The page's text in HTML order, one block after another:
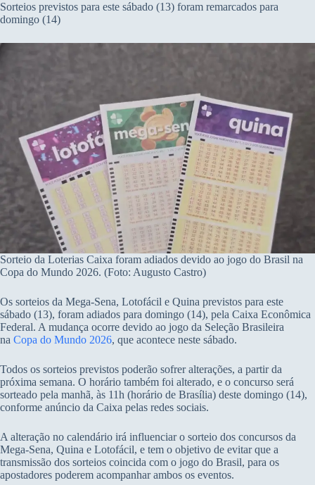
Sorteios previstos para este sábado (13) foram remarcados para
domingo (14)
Sorteio da Loterias Caixa foram adiados devido ao jogo do Brasil na
Copa do Mundo 2026. (Foto: Augusto Castro)
Os sorteios da Mega-Sena, Lotofácil e Quina previstos para este
sábado (13), foram adiados para domingo (14), pela Caixa Econômica
Federal. A mudança ocorre devido ao jogo da Seleção Brasileira
na Copa do Mundo 2026, que acontece neste sábado.
Todos os sorteios previstos poderão sofrer alterações, a partir da
próxima semana. O horário também foi alterado, e o concurso será
sorteado pela manhã, às 11h (horário de Brasília) deste domingo (14),
conforme anúncio da Caixa pelas redes sociais.
A alteração no calendário irá influenciar o sorteio dos concursos da
Mega-Sena, Quina e Lotofácil, e tem o objetivo de evitar que a
transmissão dos sorteios coincida com o jogo do Brasil, para os
apostadores poderem acompanhar ambos os eventos.